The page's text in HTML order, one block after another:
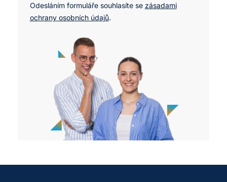
Odesláním formuláře souhlasíte se zásadami
ochrany osobních údajů.